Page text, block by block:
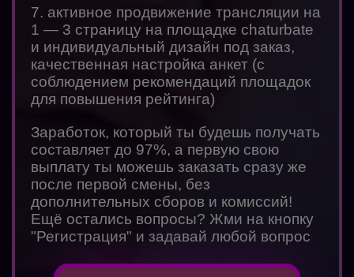
7. активное продвижение трансляции на
1 — 3 страницу на площадке chaturbate
и индивидуальный дизайн под заказ,
качественная настройка анкет (с
соблюдением рекомендаций площадок
для повышения рейтинга)
Заработок, который ты будешь получать
составляет до 97%, а первую свою
выплату ты можешь заказать сразу же
после первой смены, без
дополнительных сборов и комиссий!
Ещё остались вопросы? Жми на кнопку
"Регистрация" и задавай любой вопрос